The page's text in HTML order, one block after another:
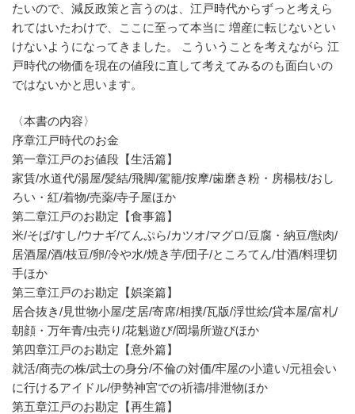
たいので、減反政策と言うのは、江戸時代からずっと考えら
れてはいたわけで、ここに至って本当に 増産に転じないとい
けないようになってきました。 こういうことを考えながら 江
戸時代の物価を現在の値段に直して考えてみるのも面白いの
ではないかと思います。
〈本書の内容〉
序章江戸時代のお金
第一章江戸のお値段【生活篇】
家賃/水道代/湯屋/髪結/飛脚/駕籠/按摩/歯磨き粉・房楊枝/おし
ろい・紅/着物/売薬/寺子屋ほか
第二章江戸のお勘定【食事篇】
米/そば/すし/ウナギ/てんぷら/カツオ/マグロ/豆腐・納豆/獣肉/
居酒屋/酒/枝豆/卵/冷や水/焼き芋/団子/ところてん/甘酒/料理切
手ほか
第三章江戸のお勘定【娯楽篇】
居合抜き/見世物小屋/芝居/寄席/相撲/瓦版/浮世絵/貸本屋/富札/
朝顔・万年青/虫売り/花魁遊び/岡場所遊びほか
第四章江戸のお勘定【意外篇】
就活/商売の株/武士の身分/不倫の対価/牢屋の小遣い/元祖会い
に行けるアイドル/伊勢神宮での祈禱/排泄物ほか
第五章江戸のお勘定【再生篇】